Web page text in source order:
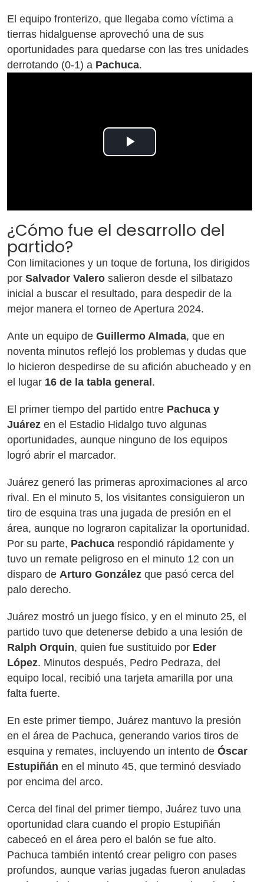
El equipo fronterizo, que llegaba como víctima a
tierras hidalguense aprovechó una de sus
oportunidades para quedarse con las tres unidades
derrotando (0-1) a Pachuca.
Play
¿Cómo fue el desarrollo del
partido?
Con limitaciones y un toque de fortuna, los dirigidos
por Salvador Valero salieron desde el silbatazo
inicial a buscar el resultado, para despedir de la
mejor manera el torneo de Apertura 2024.
Ante un equipo de Guillermo Almada, que en
noventa minutos reflejó los problemas y dudas que
lo hicieron despedirse de su afición abucheado y en
el lugar 16 de la tabla general .
El primer tiempo del partido entre Pachuca y
Juárez en el Estadio Hidalgo tuvo algunas
oportunidades, aunque ninguno de los equipos
logró abrir el marcador.
Juárez generó las primeras aproximaciones al arco
rival. En el minuto 5, los visitantes consiguieron un
tiro de esquina tras una jugada de presión en el
área, aunque no lograron capitalizar la oportunidad.
Por su parte, Pachuca respondió rápidamente y
tuvo un remate peligroso en el minuto 12 con un
disparo de Arturo González que pasó cerca del
palo derecho.
Juárez mostró un juego físico, y en el minuto 25, el
partido tuvo que detenerse debido a una lesión de
Ralph Orquin, quien fue sustituido por Eder
López. Minutos después, Pedro Pedraza, del
equipo local, recibió una tarjeta amarilla por una
falta fuerte.
En este primer tiempo, Juárez mantuvo la presión
en el área de Pachuca, generando varios tiros de
esquina y remates, incluyendo un intento de Óscar
Estupiñán en el minuto 45, que terminó desviado
por encima del arco.
Cerca del final del primer tiempo, Juárez tuvo una
oportunidad clara cuando el propio Estupiñán
cabeceó en el área pero el balón se fue alto.
Pachuca también intentó crear peligro con pases
profundos, aunque varias jugadas fueron anuladas